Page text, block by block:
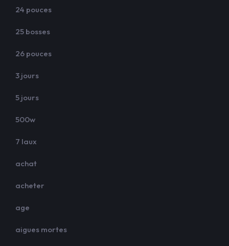
24 pouces
25 bosses
26 pouces
3 jours
5 jours
500w
7 laux
achat
acheter
age
aigues mortes